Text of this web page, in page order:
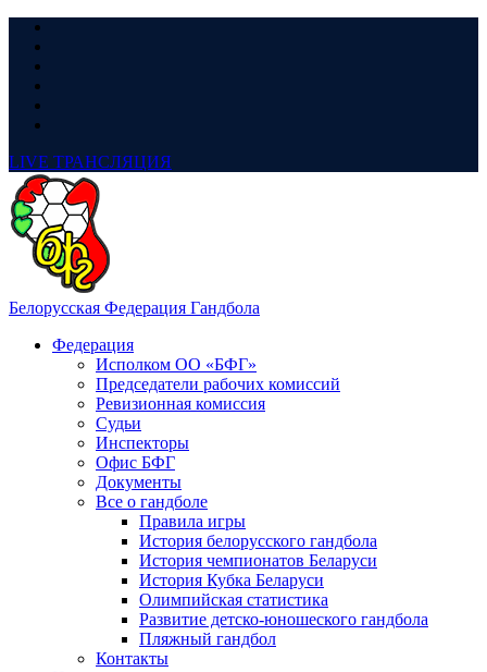
LIVE ТРАНСЛЯЦИЯ
Белорусская Федерация Гандбола
Федерация
Исполком ОО «БФГ»
Председатели рабочих комиссий
Ревизионная комиссия
Судьи
Инспекторы
Офис БФГ
Документы
Все о гандболе
Правила игры
История белорусского гандбола
История чемпионатов Беларуси
История Кубка Беларуси
Олимпийская статистика
Развитие детско-юношеского гандбола
Пляжный гандбол
Контакты